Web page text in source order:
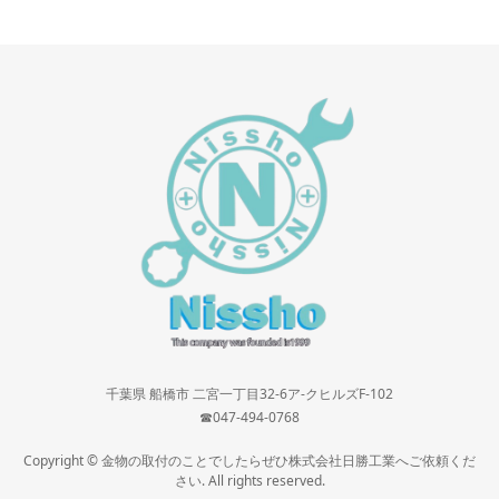
千葉県 船橋市 二宮一丁目32-6ア-クヒルズF-102
☎047-494-0768
Copyright © 金物の取付のことでしたらぜひ株式会社日勝工業へご依頼くだ
さい. All rights reserved.